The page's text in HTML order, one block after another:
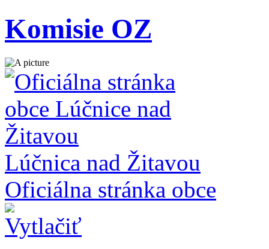
Komisie OZ
Lúčnica nad Žitavou
Oficiálna stránka obce